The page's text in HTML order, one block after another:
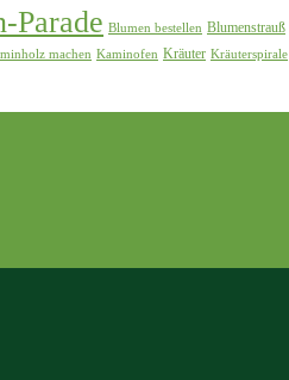
Parade Blumen bestellen Blumenstrauß
machen Kaminofen Kräuter Kräuterspirale